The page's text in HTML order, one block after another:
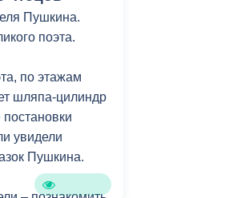
Пушкина.
поэта.
по этажам
шляпа-цилиндр
увидели
Пушкина.